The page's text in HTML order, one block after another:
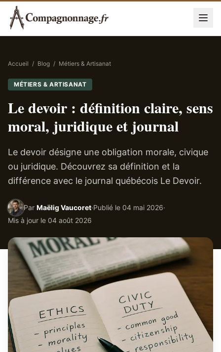
Accueil / Blog / Métiers & Artisanat
MÉTIERS & ARTISANAT
Le devoir : définition claire, sens
moral, juridique et journal
Le devoir désigne une obligation morale, civique
ou juridique. Découvrez sa définition et la
différence avec le journal québécois Le Devoir.
Par Maëlig Vaucoret·Publié le 04 mai 2026·
Mis à jour le 04 août 2026